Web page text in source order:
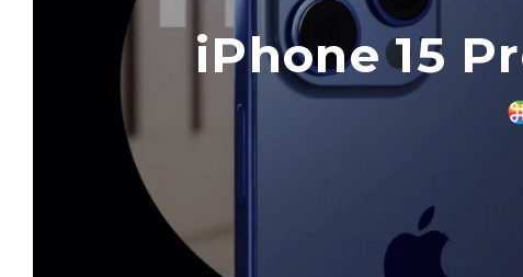
iPhone 15